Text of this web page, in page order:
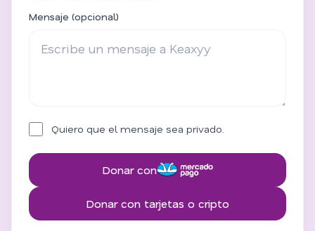
Mensaje (opcional)
Quiero que el mensaje sea privado.
Donar con
Donar con tarjetas o cripto